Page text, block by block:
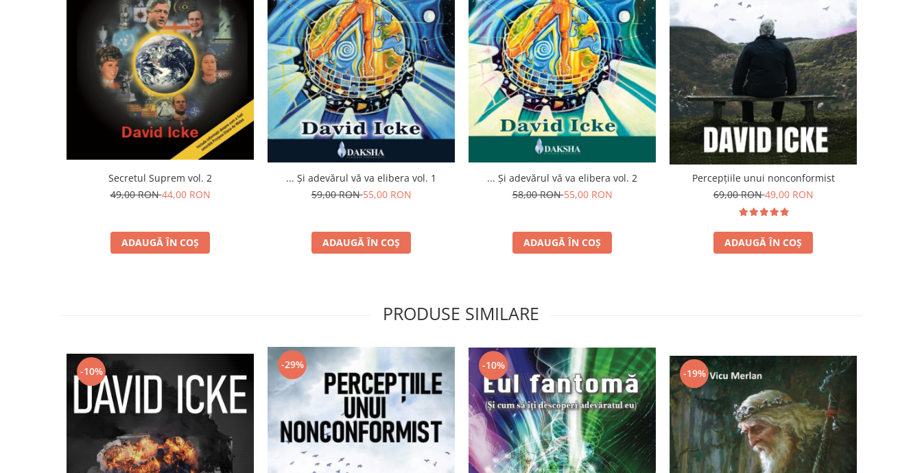
Secretul Suprem vol. 2
49,00 RON44,00 RON
ADAUGĂ ÎN COȘ
... Și adevărul vă va elibera vol. 1
59,00 RON55,00 RON
ADAUGĂ ÎN COȘ
... Și adevărul vă va elibera vol. 2
58,00 RON55,00 RON
ADAUGĂ ÎN COȘ
Percepțiile unui nonconformist
69,00 RON49,00 RON
ADAUGĂ ÎN COȘ
PRODUSE SIMILARE
-10%
-29% -10%
-19%